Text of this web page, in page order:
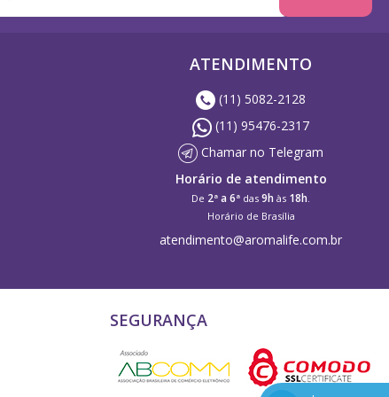
ATENDIMENTO
(11) 5082-2128
(11) 95476-2317
Chamar no Telegram
Horário de atendimento
De 2ª a 6ª das9h às 18h.
Horário de Brasília
atendimento@aromalife.com.br
SEGURANÇA